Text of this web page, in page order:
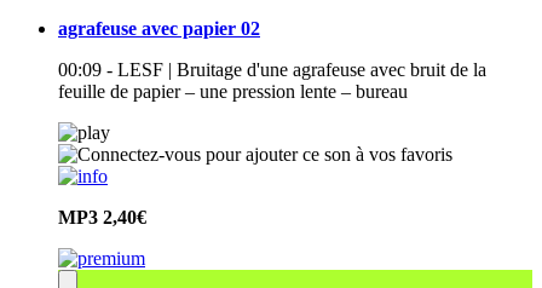
agrafeuse avec papier 02
00:09 - LESF | Bruitage d'une agrafeuse avec bruit de la
feuille de papier – une pression lente – bureau
MP3 2,40€